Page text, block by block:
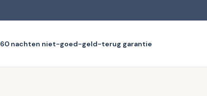
60 nachten niet-goed-geld-terug garantie